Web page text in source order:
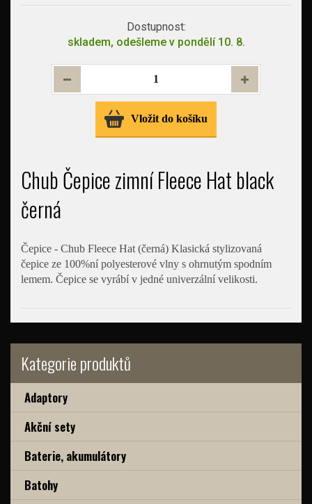
Kategorie produktů
Adaptory
Akční sety
Baterie, akumulátory
Batohy
Dostupnost:
skladem, odešleme v pondělí 10. 8.
Vložit do košíku
Chub Čepice zimní Fleece Hat black
černá
Čepice - Chub Fleece Hat (černá) Klasická stylizovaná
čepice ze 100%ní polyesterové vlny s ohrnutým spodním
lemem. Čepice se vyrábí v jedné univerzální velikosti.